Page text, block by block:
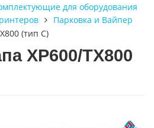
для оборудования
Парковка и Вайпер
(тип C)
XP600/TX800